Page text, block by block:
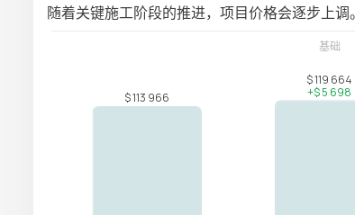
随着关键施工阶段的推进，项目价格会逐步上